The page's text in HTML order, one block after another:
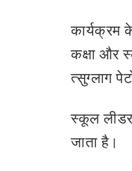
कार्यक्रम
कक्षा और
त्सुग्लाग
स्कूल
जाता है।